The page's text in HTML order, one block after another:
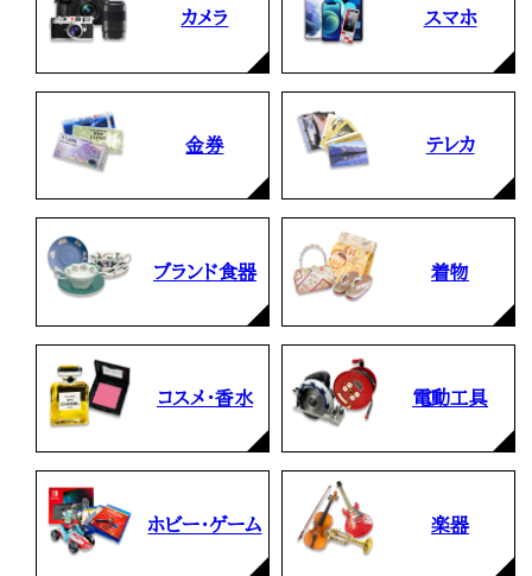
カメラ スマホ
金券 テレカ
ブランド食器 着物
コスメ・香水 電動工具
ホビー・ゲーム 楽器